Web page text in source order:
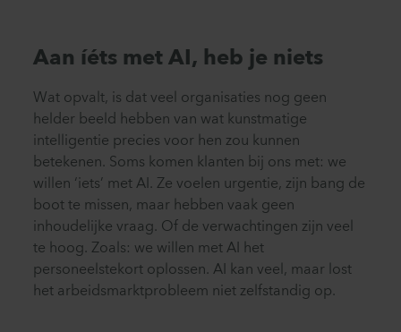
Aan íéts met AI, heb je niets
Wat opvalt, is dat veel organisaties nog geen
helder beeld hebben van wat kunstmatige
intelligentie precies voor hen zou kunnen
betekenen. Soms komen klanten bij ons met: we
willen ‘iets’ met AI. Ze voelen urgentie, zijn bang de
boot te missen, maar hebben vaak geen
inhoudelijke vraag. Of de verwachtingen zijn veel
te hoog. Zoals: we willen met AI het
personeelstekort oplossen. AI kan veel, maar lost
het arbeidsmarktprobleem niet zelfstandig op.